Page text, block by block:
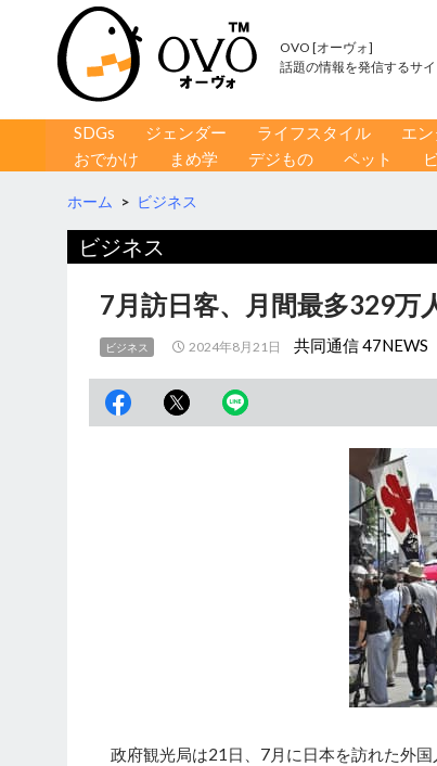
OVO [オーヴォ]
話題の情報を発信するサイ
コンテンツへ移動
SDGs ジェンダー ライフスタイル エン
おでかけ
まめ学 デジもの ペット
ホーム > ビジネス
ビジネス
7月訪日客、月間最多329万
ビジネス 2024年8月21日 共同通信 47NEWS
政府観光局は21日、7月に日本を訪れた外